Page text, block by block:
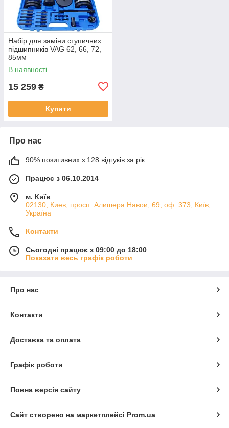
Набір для заміни ступичних
підшипників VAG 62, 66, 72,
85мм
В наявності
15 259 ₴
Купити
Про нас
90% позитивних з 128 відгуків за рік
Працює з 06.10.2014
м. Київ
02130, Киев, просп. Алишера Навои, 69, оф. 373, Київ,
Україна
Контакти
Сьогодні працює з 09:00 до 18:00
Показати весь графік роботи
Про нас
Контакти
Доставка та оплата
Графік роботи
Повна версія сайту
Сайт створено на маркетплейсі Prom.ua